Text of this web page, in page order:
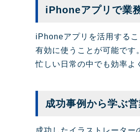
iPhoneアプリで業
iPhoneアプリを活用する
有効に使うことが可能です
忙しい日常の中でも効率よ
成功事例から学ぶ
成功したイラストレータ